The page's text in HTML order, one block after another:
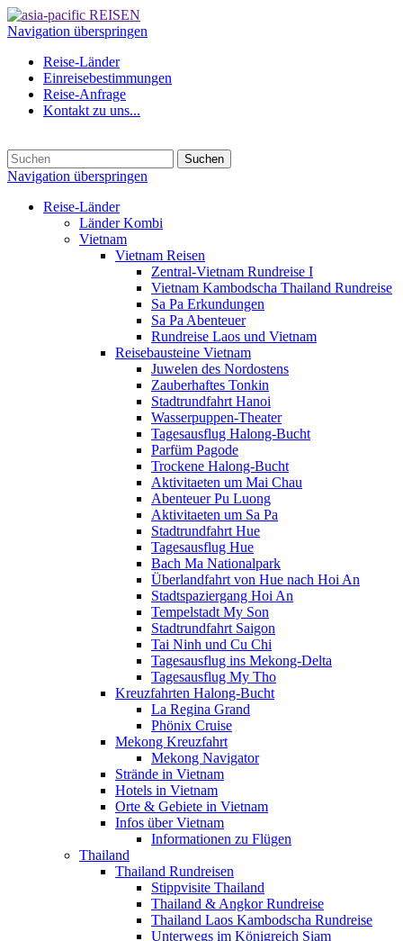
Navigation überspringen
Reise-Länder
Einreisebestimmungen
Reise-Anfrage
Kontakt zu uns...
Suchen
Navigation überspringen
Reise-Länder
Länder Kombi
Vietnam
Vietnam Reisen
Zentral-Vietnam Rundreise I
Vietnam Kambodscha Thailand Rundreise
Sa Pa Erkundungen
Sa Pa Abenteuer
Rundreise Laos und Vietnam
Reisebausteine Vietnam
Juwelen des Nordostens
Zauberhaftes Tonkin
Stadtrundfahrt Hanoi
Wasserpuppen-Theater
Tagesausflug Halong-Bucht
Parfüm Pagode
Trockene Halong-Bucht
Aktivitaeten um Mai Chau
Abenteuer Pu Luong
Aktivitaeten um Sa Pa
Stadtrundfahrt Hue
Tagesausflug Hue
Bach Ma Nationalpark
Überlandfahrt von Hue nach Hoi An
Stadtspaziergang Hoi An
Tempelstadt My Son
Stadtrundfahrt Saigon
Tai Ninh und Cu Chi
Tagesausflug ins Mekong-Delta
Tagesausflug My Tho
Kreuzfahrten Halong-Bucht
La Regina Grand
Phönix Cruise
Mekong Kreuzfahrt
Mekong Navigator
Strände in Vietnam
Hotels in Vietnam
Orte & Gebiete in Vietnam
Infos über Vietnam
Informationen zu Flügen
Thailand
Thailand Rundreisen
Stippvisite Thailand
Thailand & Angkor Rundreise
Thailand Laos Kambodscha Rundreise
Unterwegs im Königreich Siam